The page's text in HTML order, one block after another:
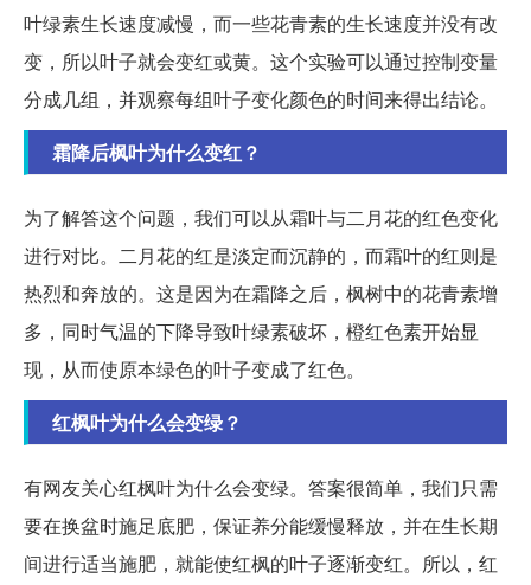
叶绿素生长速度减慢，而一些花青素的生长速度并没有改
变，所以叶子就会变红或黄。这个实验可以通过控制变量
分成几组，并观察每组叶子变化颜色的时间来得出结论。
霜降后枫叶为什么变红？
为了解答这个问题，我们可以从霜叶与二月花的红色变化
进行对比。二月花的红是淡定而沉静的，而霜叶的红则是
热烈和奔放的。这是因为在霜降之后，枫树中的花青素增
多，同时气温的下降导致叶绿素破坏，橙红色素开始显
现，从而使原本绿色的叶子变成了红色。
红枫叶为什么会变绿？
有网友关心红枫叶为什么会变绿。答案很简单，我们只需
要在换盆时施足底肥，保证养分能缓慢释放，并在生长期
间进行适当施肥，就能使红枫的叶子逐渐变红。所以，红